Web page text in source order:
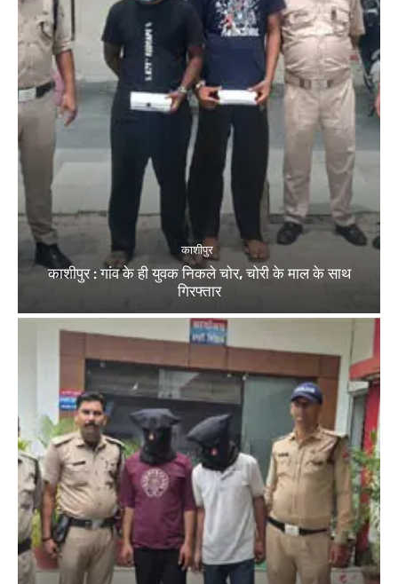
काशीपुर
काशीपुर : गांव के ही युवक निकले चोर, चोरी के माल के साथ
गिरफ्तार